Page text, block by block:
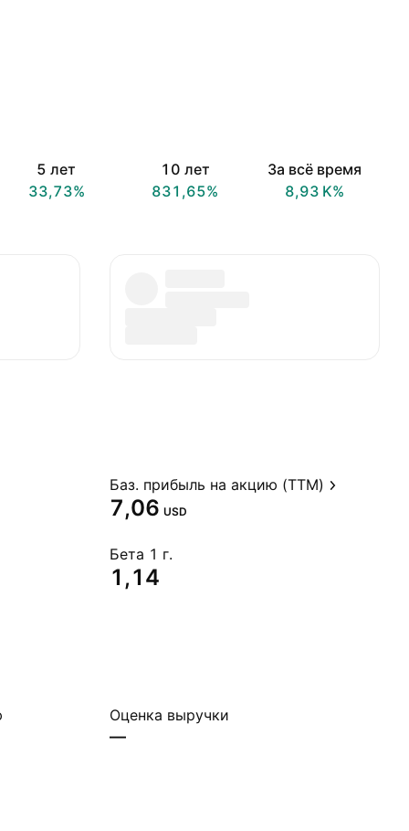
5 лет
33,73%
10 лет
831,65%
За всё время
‪8,93 K‬%
Баз. прибыль на акцию (TTM)
7,06 USD
Бета 1 г.
1,14
Оценка выручки
—